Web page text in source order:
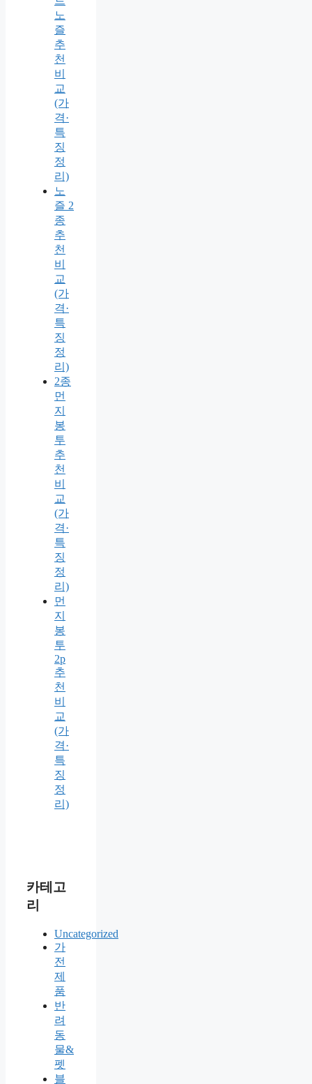
노
즐
추
천
비
교
(가
격·
특
징
정
리)
노
즐 2
종
추
천
비
교
(가
격·
특
징
정
리)
2종
먼
지
봉
투
추
천
비
교
(가
격·
특
징
정
리)
먼
지
봉
투
2p
추
천
비
교
(가
격·
특
징
정
리)
카테고
리
Uncategorized
가
전
제
품
반
려
동
물&
펫
블